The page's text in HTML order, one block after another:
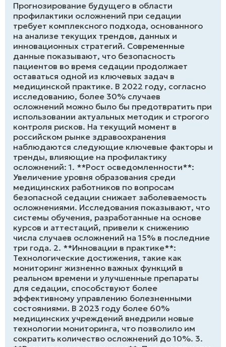
Прогнозирование будущего в области
профилактики осложнений при седации
требует комплексного подхода, основанного
на анализе текущих трендов, данных и
инновационных стратегий. Современные
данные показывают, что безопасность
пациентов во время седации продолжает
оставаться одной из ключевых задач в
медицинской практике. В 2022 году, согласно
исследованию, более 30% случаев
осложнений можно было бы предотвратить при
использовании актуальных методик и строгого
контроля рисков. На текущий момент в
российском рынке здравоохранения
наблюдаются следующие ключевые факторы и
тренды, влияющие на профилактику
осложнений: 1. **Рост осведомленности**:
Увеличение уровня образования среди
медицинских работников по вопросам
безопасной седации снижает заболеваемость
осложнениями. Исследования показывают, что
системы обучения, разработанные на основе
курсов и аттестаций, привели к снижению
числа случаев осложнений на 15% в последние
три года. 2. **Инновации в практике**:
Технологические достижения, такие как
мониторинг жизненно важных функций в
реальном времени и улучшенные препараты
для седации, способствуют более
эффективному управлению болезненными
состояниями. В 2023 году более 60%
медицинских учреждений внедрили новые
технологии мониторинга, что позволило им
сократить количество осложнений до 10%. 3.